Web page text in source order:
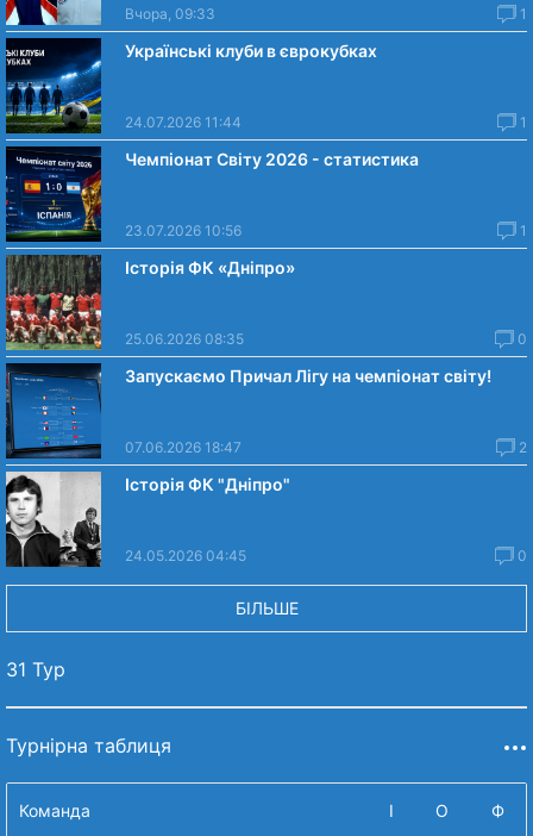
Вчора, 09:33 1
Українські клуби в єврокубках
24.07.2026 11:44 1
Чемпіонат Світу 2026 - статистика
23.07.2026 10:56 1
Історія ФК «Дніпро»
25.06.2026 08:35 0
Запускаємо Причал Лігу на чемпіонат світу!
07.06.2026 18:47 2
Історія ФК "Дніпро"
24.05.2026 04:45 0
БІЛЬШЕ
31 Тур
Турнірна таблиця
Команда І О Ф